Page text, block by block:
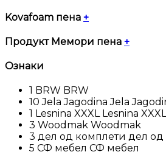
Kovafoam пена +
Продукт Мемори пена +
Ознаки
1 BRW BRW
10 Jela JagodinaJela
1 Lesnina XXXL Lesnina XXXL
3 Woodmak Woodmak
3 дел од комплети дел од
5 СФ мебел СФ мебел